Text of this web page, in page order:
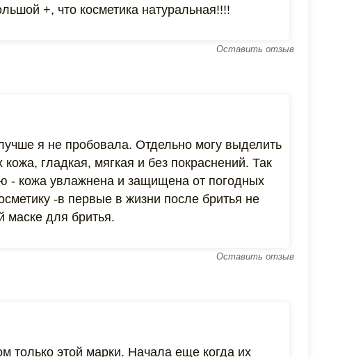
+, что косметика натуральная!!!!
Оставить отзыв
я не пробовала. Отдельно могу выделить
гладкая, мягкая и без покраснений. Так
- кожа увлажнена и защищена от погодных
-в первые в жизни после бритья не
маске для бритья.
Оставить отзыв
только этой марки. Начала еще когда их